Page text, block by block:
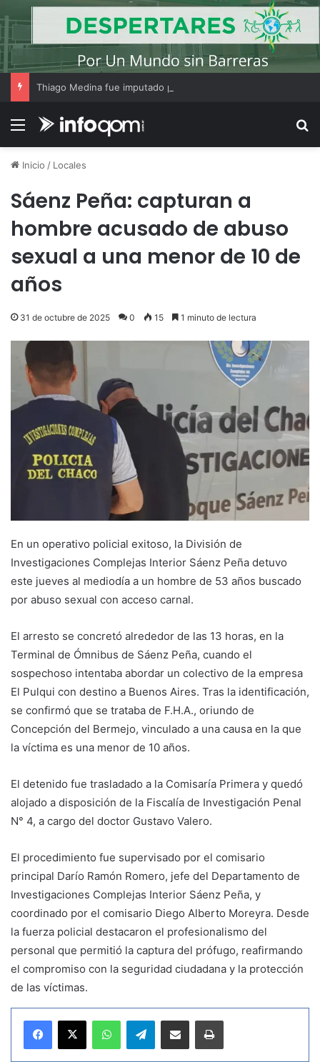
Menú
Inicio / Locales
Sáenz Peña: capturan a
hombre acusado de abuso
sexual a una menor de 10 de
años
31 de octubre de 2025 0 15 1 minuto de lectura
En un operativo policial exitoso, la División de
Investigaciones Complejas Interior Sáenz Peña detuvo
este jueves al mediodía a un hombre de 53 años buscado
por abuso sexual con acceso carnal.
El arresto se concretó alrededor de las 13 horas, en la
Terminal de Ómnibus de Sáenz Peña, cuando el
sospechoso intentaba abordar un colectivo de la empresa
El Pulqui con destino a Buenos Aires. Tras la identificación,
se confirmó que se trataba de F.H.A., oriundo de
Concepción del Bermejo, vinculado a una causa en la que
la víctima es una menor de 10 años.
El detenido fue trasladado a la Comisaría Primera y quedó
alojado a disposición de la Fiscalía de Investigación Penal
N° 4, a cargo del doctor Gustavo Valero.
El procedimiento fue supervisado por el comisario
principal Darío Ramón Romero, jefe del Departamento de
Investigaciones Complejas Interior Sáenz Peña, y
coordinado por el comisario Diego Alberto Moreyra. Desde
la fuerza policial destacaron el profesionalismo del
personal que permitió la captura del prófugo, reafirmando
el compromiso con la seguridad ciudadana y la protección
de las víctimas.
Telegram